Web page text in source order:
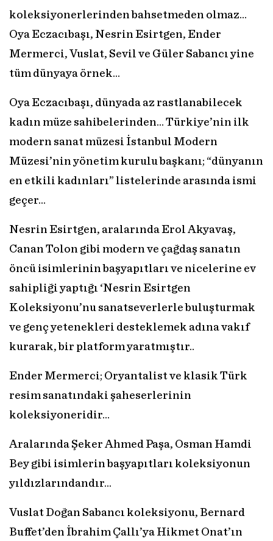
koleksiyonerlerinden bahsetmeden olmaz…
Oya Eczacıbaşı, Nesrin Esirtgen, Ender
Mermerci, Vuslat, Sevil ve Güler Sabancı yine
tüm dünyaya örnek…
Oya Eczacıbaşı, dünyada az rastlanabilecek
kadın müze sahibelerinden… Türkiye’nin ilk
modern sanat müzesi İstanbul Modern
Müzesi’nin yönetim kurulu başkanı; “dünyanın
en etkili kadınları” listelerinde arasında ismi
geçer...
Nesrin Esirtgen, aralarında Erol Akyavaş,
Canan Tolon gibi modern ve çağdaş sanatın
öncü isimlerinin başyapıtları ve nicelerine ev
sahipliği yaptığı ‘Nesrin Esirtgen
Koleksiyonu’nu sanatseverlerle buluşturmak
ve genç yetenekleri desteklemek adına vakıf
kurarak, bir platform yaratmıştır..
Ender Mermerci; Oryantalist ve klasik Türk
resim sanatındaki şaheserlerinin
koleksiyoneridir...
Aralarında Şeker Ahmed Paşa, Osman Hamdi
Bey gibi isimlerin başyapıtları koleksiyonun
yıldızlarındandır…
Vuslat Doğan Sabancı koleksiyonu, Bernard
Buffet’den İbrahim Çallı’ya Hikmet Onat’ın